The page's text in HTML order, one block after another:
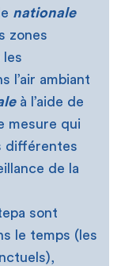
nationale
zones
les
l’air ambiant
à l’aide de
mesure qui
différentes
de la
sont
le temps (les